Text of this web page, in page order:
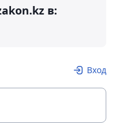
в:
Вход